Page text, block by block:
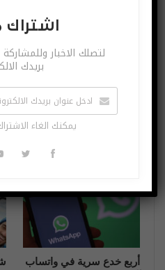
صناعة المحتوى، مراحل
أربع خدع سرية في واتساب
اشتراك
لتصلك الاخبار
بريدك
يمكنك الغاء